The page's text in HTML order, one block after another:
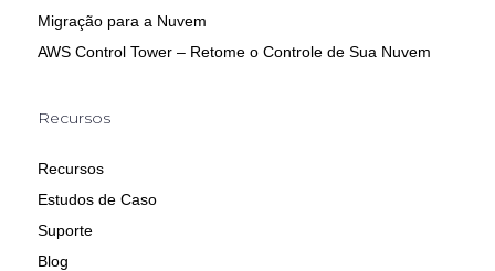
Migração para a Nuvem
AWS Control Tower – Retome o Controle de Sua Nuvem
Recursos
Recursos
Estudos de Caso
Suporte
Blog